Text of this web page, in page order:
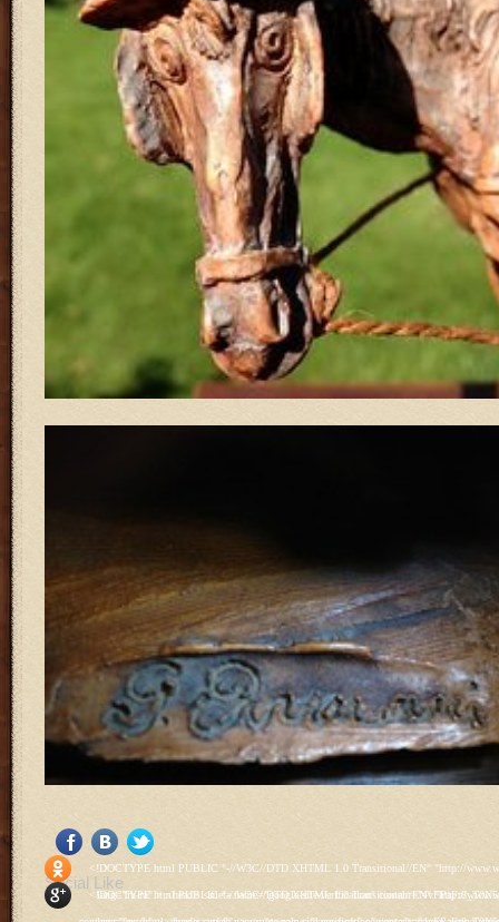
<!DOCTYPE html PUBLIC "-//W3C//DTD XHTML 1.0 Transitional//EN" "http://www.w3.org/TR/xhtml1/DTD/xhtml1-transitional.dtd"> <html xmlns="http://www.w3.org/1999/xhtml" xml:lang="ru-ru" lang="ru-ru" > <head> <meta name="google-site-verification" content="4vFPaFr8_T0N5uYcY4vh3M1DtIkbIJH6yDV7_NDqfJc" /> <base href="http://antik.1kzn.ru/" /> <meta http-equiv="content-type" content="text/html; charset=utf-8" /> <meta name="keywords" content="каталог антиквариат, часы продажа, старинные часы, напольные часы, настенные часы, каминные часы, мебель, старинные люстры, картины, торшеры, резьба, мебель, коллекционирование, чугунное литьё, предметы старины, реставрация, интерьер, модерн, классицизм, кресло, диван, мозаика, гарнитур, дуб, зеркало, светильник, канделябр, шифоньер, шкаф, буфет, комод, сундук, букинист, жирандоль, бронза" /> <meta name="rights" content="Продажа антиквариата http://antik.1kzn.ru" /> <meta name="author" content="Super User" /> <meta name="description" content="Продажа антиквариата, каталог антиквариата." /> <meta name="generator" content="Joomla! - Open Source Content Management" /> <title>Каталог антиквариата - Продажа антиквариата </title> <link rel="stylesheet" href="/plugins/system/rokbox/assets/styles/rokbox.css" type="text/css" /> <link rel="stylesheet" href="/libraries/gantry/css/grid-12.css" type="text/css" /> <link rel="stylesheet" href="/libraries/gantry/css/gantry.css" type="text/css" /> <link rel="stylesheet" href="/libraries/gantry/css/joomla.css" type="text/css" /> <link rel="stylesheet" href="/templates/rt_juxta/css/joomla.css" type="text/css" /> <link rel="stylesheet" href="/templates/rt_juxta/css/style1.css" type="text/css" /> <link rel="stylesheet" href="/templates/rt_juxta/css/demo-styles.css" type="text/css" /> <link rel="stylesheet" href="/templates/rt_juxta/css/template.css" type="text/css" /> <link rel="stylesheet" href="/templates/rt_juxta/css/template-firefox.css" type="text/css" /> <link rel="stylesheet" href="/templates/rt_juxta/css/typography.css" type="text/css" /> <link rel="stylesheet" href="/templates/rt_juxta/css/backgrounds.css" type="text/css" /> <link rel="stylesheet" href="/templates/rt_juxta/css/fusionmenu.css" type="text/css" /> <link rel="stylesheet" href="/modules/mod_roknewspager/themes/light/roknewspager.css" type="text/css" /> <style type="text/css"> #rt-main-surround ul.menu li.active > a, #rt-main-surround ul.menu li.active > .separator, #rt-main-surround ul.menu li.active > .item, #rt-main-surround .square4 ul.menu li:hover > a, #rt-main-surround .square4 ul.menu li:hover > .item, #rt-main-surround .square4 ul.menu li:hover > .separator, .roktabs-links ul li.active span, .menutop li:hover > .item, .menutop li.f-menuparent-itemfocus .item, .menutop li.active > .item {color:#660000;} a, .button, #rt-main-surround ul.menu a:hover, #rt-main-surround ul.menu .separator:hover, #rt-main-surround ul.menu .item:hover, .title1 .module-title .title, #rt-main .item_add:link, #rt-main .item_add:visited, #rt-main .simpleCart_empty:link, #rt-main .simpleCart_empty:visited, #rt-main .simpleCart_checkout:link, #rt-main .simpleCart_checkout:visited {color:#660000;} body #rt-logo {width:400px;height:200px;} </style> <script src="/media/system/js/mootools-core.js" type="text/javascript"></script> <script src="/media/system/js/core.js" type="text/javascript"></script> <script src="/media/system/
<!DOCTYPE html PUBLIC "-//W3C//DTD XHTML 1.0 Transitional//EN" "http://www.w3.org/TR/xhtml1/DTD/xhtml1-transitional.dtd"> <html xmlns="http://www.w3.org/1999/xhtml" xml:lang="ru-ru" lang="ru-ru" > <head> <meta name="google-site-verification" content="4vFPaFr8_T0N5uYcY4vh3M1DtIkbIJH6yDV7_NDqfJc" /> <base href="http://antik.1kzn.ru/" /> <meta http-equiv="content-type" content="text/html; charset=utf-8" /> <meta name="keywords" content="каталог антиквариат, часы продажа, старинные часы, напольные часы, настенные часы, каминные часы, мебель, старинные люстры, картины, торшеры, резьба, мебель, коллекционирование, чугунное литьё, предметы старины, реставрация, интерьер, модерн, классицизм, кресло, диван, мозаика, гарнитур, дуб, зеркало, светильник, канделябр, шифоньер, шкаф, буфет, комод, сундук, букинист, жирандоль, бронза" /> <meta name="rights" content="Продажа антиквариата http://antik.1kzn.ru" /> <meta name="author" content="Super User" /> <meta name="description" content="Продажа антиквариата, каталог антиквариата." /> <meta name="generator" content="Joomla! - Open Source Content Management" /> <title>Каталог антиквариата - Продажа антиквариата </title> <link rel="stylesheet" href="/plugins/system/rokbox/assets/styles/rokbox.css" type="text/css" /> <link rel="stylesheet" href="/libraries/gantry/css/grid-12.css" type="text/css" /> <link rel="stylesheet" href="/libraries/gantry/css/gantry.css" type="text/css" /> <link rel="stylesheet" href="/libraries/gantry/css/joomla.css" type="text/css" /> <link rel="stylesheet" href="/templates/rt_juxta/css/joomla.css" type="text/css" /> <link rel="stylesheet" href="/templates/rt_juxta/css/style1.css" type="text/css" /> <link rel="stylesheet" href="/templates/rt_juxta/css/demo-styles.css" type="text/css" /> <link rel="stylesheet" href="/templates/rt_juxta/css/template.css" type="text/css" /> <link rel="stylesheet" href="/templates/rt_juxta/css/template-firefox.css" type="text/css" /> <link rel="stylesheet" href="/templates/rt_juxta/css/typography.css" type="text/css" /> <link rel="stylesheet" href="/templates/rt_juxta/css/backgrounds.css" type="text/css" /> <link rel="stylesheet" href="/templates/rt_juxta/css/fusionmenu.css" type="text/css" /> <link rel="stylesheet" href="/modules/mod_roknewspager/themes/light/roknewspager.css" type="text/css" /> <style type="text/css"> #rt-main-surround ul.menu li.active > a, #rt-main-surround ul.menu li.active > .separator, #rt-main-surround ul.menu li.active > .item, #rt-main-surround .square4 ul.menu li:hover > a, #rt-main-surround .square4 ul.menu li:hover > .item, #rt-main-surround .square4 ul.menu li:hover > .separator, .roktabs-links ul li.active span, .menutop li:hover > .item, .menutop li.f-menuparent-itemfocus .item, .menutop li.active > .item {color:#660000;} a, .button, #rt-main-surround ul.menu a:hover, #rt-main-surround ul.menu .separator:hover, #rt-main-surround ul.menu .item:hover, .title1 .module-title .title, #rt-main .item_add:link, #rt-main .item_add:visited, #rt-main .simpleCart_empty:link, #rt-main .simpleCart_empty:visited, #rt-main .simpleCart_checkout:link, #rt-main .simpleCart_checkout:visited {color:#660000;} body #rt-logo {width:400px;height:200px;} </style> <script src="/media/system/js/mootools-core.js" type="text/javascript"></script> <script src="/media/system/js/core.js" type="text/javascript"></script> <script src="/media/system/
Social Like